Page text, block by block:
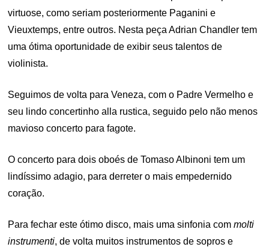
virtuose, como seriam posteriormente Paganini e
Vieuxtemps, entre outros. Nesta peça Adrian Chandler tem
uma ótima oportunidade de exibir seus talentos de
violinista.
Seguimos de volta para Veneza, com o Padre Vermelho e
seu lindo concertinho alla rustica, seguido pelo não menos
mavioso concerto para fagote.
O concerto para dois oboés de Tomaso Albinoni tem um
lindíssimo adagio, para derreter o mais empedernido
coração.
Para fechar este ótimo disco, mais uma sinfonia commolti
instrumenti, de volta muitos instrumentos de sopros e